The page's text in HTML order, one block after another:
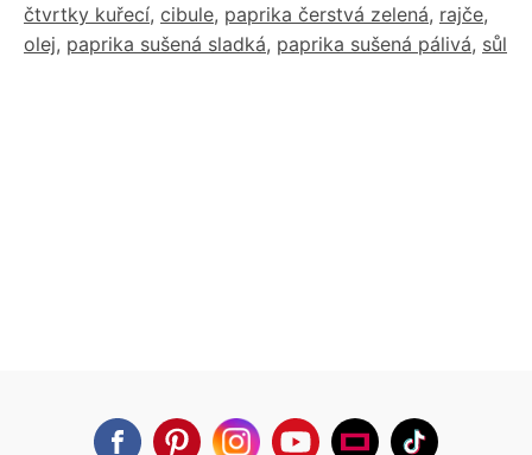
čtvrtky kuřecí, cibule, paprika čerstvá zelená, rajče,
olej, paprika sušená sladká, paprika sušená pálivá, sůl